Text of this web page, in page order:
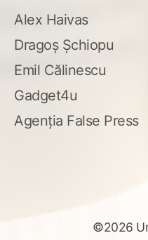
Alex Haivas
Dragoș Șchiopu
Emil Călinescu
Gadget4u
Agenția False Press
©2026